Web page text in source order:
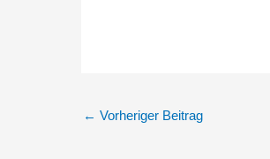
← Vorheriger Beitrag